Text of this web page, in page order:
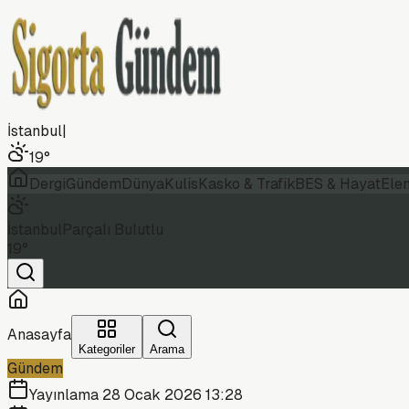
İstanbul|
19°
DergiGündemDünyaKulisKasko & TrafikBES & Hayat
Anasayfa
Kategoriler Arama
Gündem
Yayınlama 28 Ocak 2026 13:28